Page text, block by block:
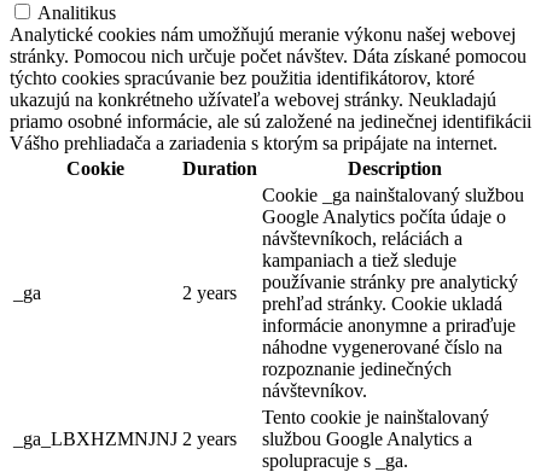
Bodzafesztivál
Események az x-bionic sphere-ben 2026
Fesztivál
Gyerekprogramok
Analitikus
Analytické cookies nám umožňujú meranie výkonu našej webovej
stránky. Pomocou nich určuje počet návštev. Dáta získané pomocou
týchto cookies spracúvanie bez použitia identifikátorov, ktoré
ukazujú na konkrétneho užívateľa webovej stránky. Neukladajú
priamo osobné informácie, ale sú založené na jedinečnej identifikácii
Vášho prehliadača a zariadenia s ktorým sa pripájate na internet.
Cookie
Duration Description
_ga 2 years
Cookie _ga nainštalovaný službou
Google Analytics počíta údaje o
návštevníkoch, reláciách a
kampaniach a tiež sleduje
používanie stránky pre analytický
prehľad stránky. Cookie ukladá
informácie anonymne a priraďuje
náhodne vygenerované číslo na
rozpoznanie jedinečných
návštevníkov.
_ga_LBXHZMNJNJ 2 years
Tento cookie je nainštalovaný
službou Google Analytics a
spolupracuje s _ga.